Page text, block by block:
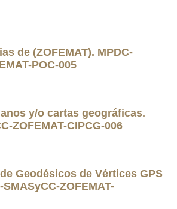
de (ZOFEMAT). MPDC-
POC-005
y/o cartas geográficas.
ZOFEMAT-CIPCG-006
Geodésicos de Vértices GPS
ZOFEMAT-